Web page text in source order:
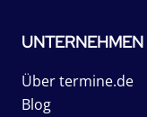
UNTERNEHMEN
Über termine.de
Blog